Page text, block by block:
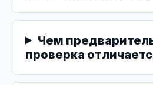
Чем
проверка